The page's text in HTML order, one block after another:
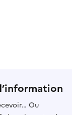
Instagram
Ou